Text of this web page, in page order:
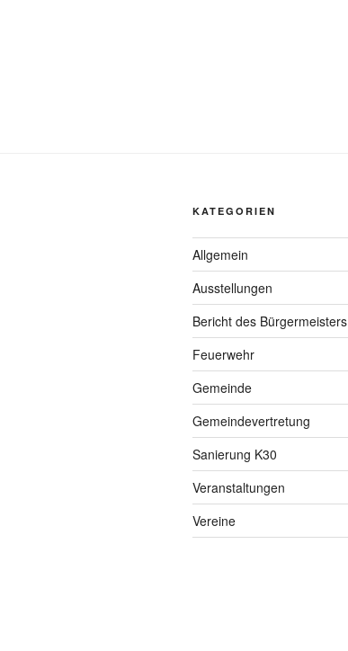
KATEGORIEN
Allgemein
Ausstellungen
Bericht des Bürgermeisters
Feuerwehr
Gemeinde
Gemeindevertretung
Sanierung K30
Veranstaltungen
Vereine